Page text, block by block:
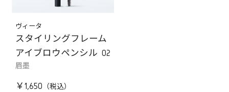
ヴィータ
スタイリングフレーム
アイブロウペンシル 02
眉墨
￥1,650